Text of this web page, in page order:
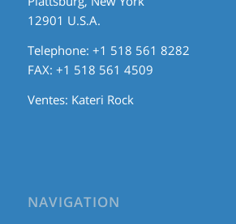
12901 U.S.A.
Telephone: +1 518 561 8282
FAX: +1 518 561 4509
Ventes: Kateri Rock
NAVIGATION